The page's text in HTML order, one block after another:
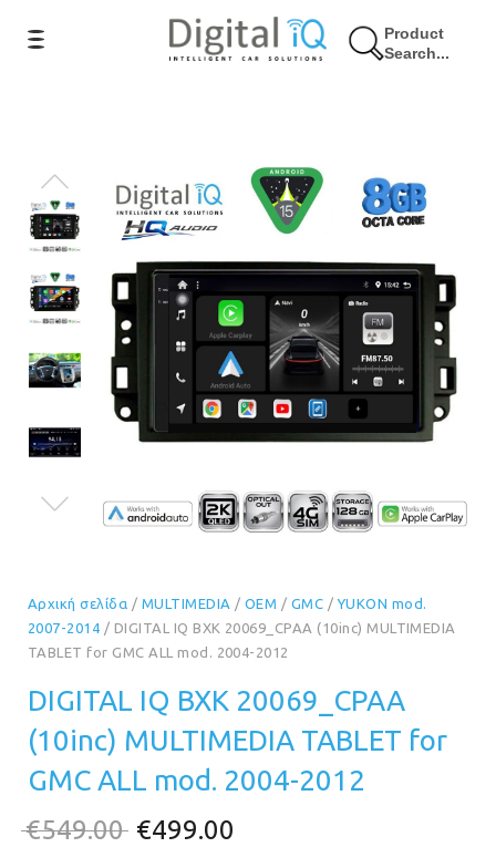
Product
Search...
9% Έκπτωση
Αρχική σελίδα / MULTIMEDIA / OEM / GMC /YUKON mod.
2007-2014 / DIGITAL IQ BXK 20069_CPAA (10inc) MULTIMEDIA
TABLET for GMC ALL mod. 2004-2012
DIGITAL IQ BXK 20069_CPAA
(10inc) MULTIMEDIA TABLET for
GMC ALL mod. 2004-2012
€549.00 Original
€499.00